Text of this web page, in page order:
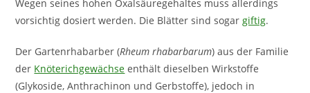
Wegen seines hohen Oxalsäuregehaltes muss allerdings
vorsichtig dosiert werden. Die Blätter sind sogar giftig.
Der Gartenrhabarber (Rheum rhabarbarum) aus der Familie
der Knöterichgewächse enthält dieselben Wirkstoffe
(Glykoside, Anthrachinon und Gerbstoffe), jedoch in